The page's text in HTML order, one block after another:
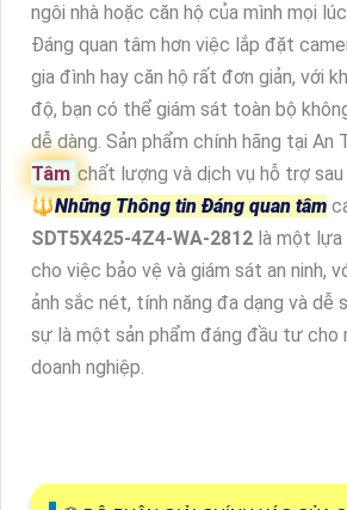
ngôi nhà hoặc căn hộ của mình mọi
Đáng quan tâm hơn việc lắp đặt
gia đình hay căn hộ rất đơn giản, với
độ, bạn có thể giám sát toàn bộ
dễ dàng. Sản phẩm chính hãng tại An
Tâm chất lượng và dịch vụ hỗ trợ
🔱Những Thông tin Đáng quan tâm
SDT5X425-4Z4-WA-2812 là một lựa
cho việc bảo vệ và giám sát an ninh,
ảnh sắc nét, tính năng đa dạng và dễ
sự là một sản phẩm đáng đầu tư cho
doanh nghiệp.